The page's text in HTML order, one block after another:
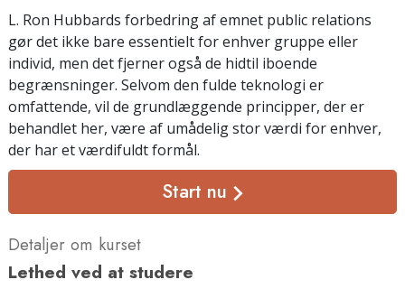
L. Ron Hubbards forbedring af emnet public relations
gør det ikke bare essentielt for enhver gruppe eller
individ, men det fjerner også de hidtil iboende
begrænsninger. Selvom den fulde teknologi er
omfattende, vil de grundlæggende principper, der er
behandlet her, være af umådelig stor værdi for enhver,
der har et værdifuldt formål.
Start nu
Detaljer om kurset
Lethed ved at studere